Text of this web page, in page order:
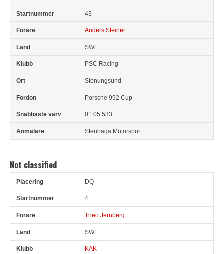
43
Anders Steiner
SWE
PSC Racing
Stenungsund
Porsche 992 Cup
01:05.533
Stenhaga Motorsport
Not classified
Pl Snr Land
DQ
4
Theo Jernberg
SWE
KAK